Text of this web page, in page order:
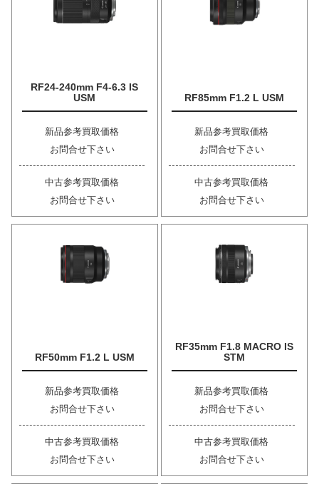
RF24-240mm F4-6.3 IS
USM
新品参考買取価格
お問合せ下さい
中古参考買取価格
お問合せ下さい
RF85mm F1.2 L USM
新品参考買取価格
お問合せ下さい
中古参考買取価格
お問合せ下さい
RF50mm F1.2 L USM
新品参考買取価格
お問合せ下さい
中古参考買取価格
お問合せ下さい
RF35mm F1.8 MACRO IS
STM
新品参考買取価格
お問合せ下さい
中古参考買取価格
お問合せ下さい